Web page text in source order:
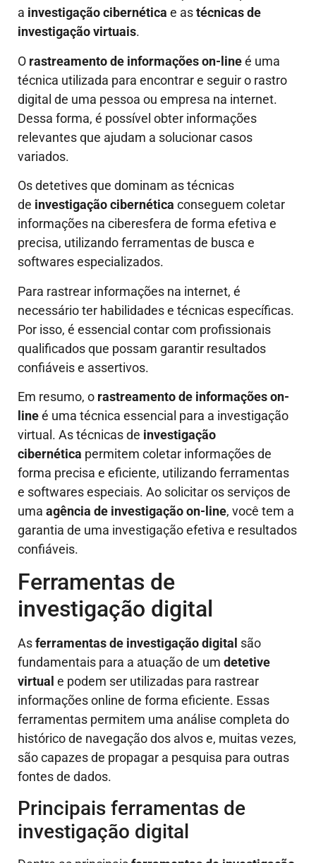
a investigação cibernética e astécnicas de
investigação virtuais.
O rastreamento de informações on-lineé uma
técnica utilizada para encontrar e seguir o rastro
digital de uma pessoa ou empresa na internet.
Dessa forma, é possível obter informações
relevantes que ajudam a solucionar casos
variados.
Os detetives que dominam as técnicas
de investigação cibernética conseguem coletar
informações na ciberesfera de forma efetiva e
precisa, utilizando ferramentas de busca e
softwares especializados.
Para rastrear informações na internet, é
necessário ter habilidades e técnicas específicas.
Por isso, é essencial contar com profissionais
qualificados que possam garantir resultados
confiáveis e assertivos.
Em resumo, o rastreamento de informações on-
lineé uma técnica essencial para a investigação
virtual. As técnicas de investigação
cibernética permitem coletar informações de
forma precisa e eficiente, utilizando ferramentas
e softwares especiais. Ao solicitar os serviços de
uma agência de investigação on-line, você tem a
garantia de uma investigação efetiva e resultados
confiáveis.
Ferramentas de
investigação digital
Asferramentas de investigação digital são
fundamentais para a atuação de um detetive
virtual e podem ser utilizadas para rastrear
informações online de forma eficiente. Essas
ferramentas permitem uma análise completa do
histórico de navegação dos alvos e, muitas vezes,
são capazes de propagar a pesquisa para outras
fontes de dados.
Principais ferramentas de
investigação digital